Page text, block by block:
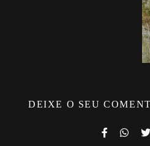
DEIXE O SEU